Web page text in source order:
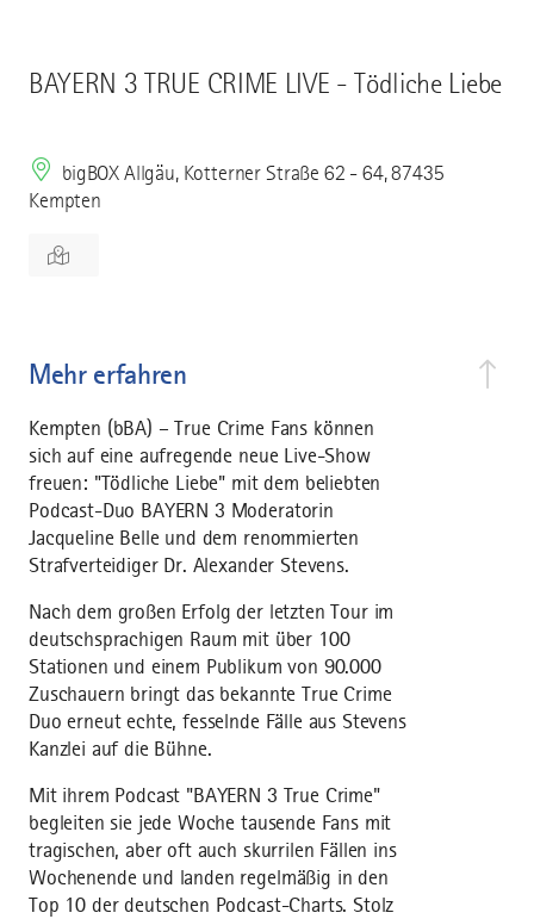
BAYERN 3 TRUE CRIME LIVE - Tödliche Liebe
bigBOX Allgäu, Kotterner Straße 62 - 64, 87435
Kempten
Mehr erfahren
Kempten (bBA) – True Crime Fans können
sich auf eine aufregende neue Live-Show
freuen: "Tödliche Liebe" mit dem beliebten
Podcast-Duo BAYERN 3 Moderatorin
Jacqueline Belle und dem renommierten
Strafverteidiger Dr. Alexander Stevens.
Nach dem großen Erfolg der letzten Tour im
deutschsprachigen Raum mit über 100
Stationen und einem Publikum von 90.000
Zuschauern bringt das bekannte True Crime
Duo erneut echte, fesselnde Fälle aus Stevens
Kanzlei auf die Bühne.
Mit ihrem Podcast "BAYERN 3 True Crime"
begleiten sie jede Woche tausende Fans mit
tragischen, aber oft auch skurrilen Fällen ins
Wochenende und landen regelmäßig in den
Top 10 der deutschen Podcast-Charts. Stolz